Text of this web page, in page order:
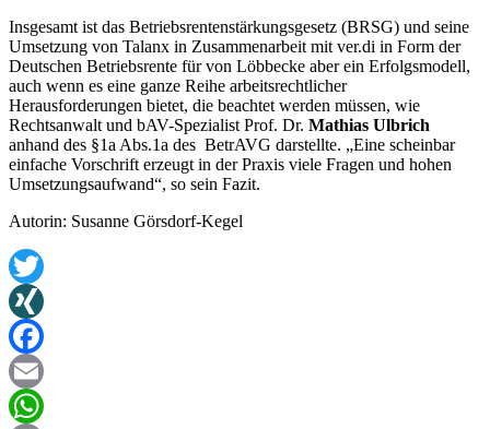
Insgesamt ist das Betriebsrentenstärkungsgesetz (BRSG) und seine
Umsetzung von Talanx in Zusammenarbeit mit ver.di in Form der
Deutschen Betriebsrente für von Löbbecke aber ein Erfolgsmodell,
auch wenn es eine ganze Reihe arbeitsrechtlicher
Herausforderungen bietet, die beachtet werden müssen, wie
Rechtsanwalt und bAV-Spezialist Prof. Dr. Mathias Ulbrich
anhand des §1a Abs.1a des BetrAVG darstellte. „Eine scheinbar
einfache Vorschrift erzeugt in der Praxis viele Fragen und hohen
Umsetzungsaufwand“, so sein Fazit.
Autorin: Susanne Görsdorf-Kegel
Twitter
XING
Facebook
Email